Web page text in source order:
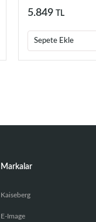
5.849 TL
Sepete Ekle
Markalar
Kaiseberg
E-Image